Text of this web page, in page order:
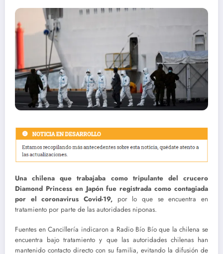
Una chilena que trabajaba como tripulante del crucero
Diamond Princess en Japón fue registrada como contagiada
por el coronavirus Covid-19, por lo que se encuentra en
tratamiento por parte de las autoridades niponas.
Fuentes en Cancillería indicaron a Radio Bío Bío que la chilena se
encuentra bajo tratamiento y que las autoridades chilenas han
mantenido contacto directo con su familia, evitando la difusión de